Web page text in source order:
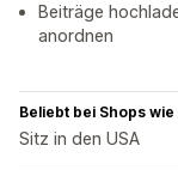
Beiträge
anordnen
Beliebt bei Shops
Sitz in den USA